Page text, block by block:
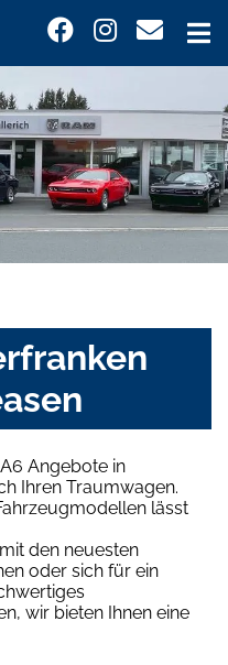
Angebote in
Ihren Traumwagen.
lässt
den neuesten
oder sich für ein
wir bieten Ihnen eine